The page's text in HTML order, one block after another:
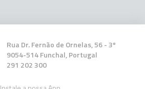
Rua Dr. Fernão de Ornelas, 56 - 3º
9054-514 Funchal, Portugal
291 202 300